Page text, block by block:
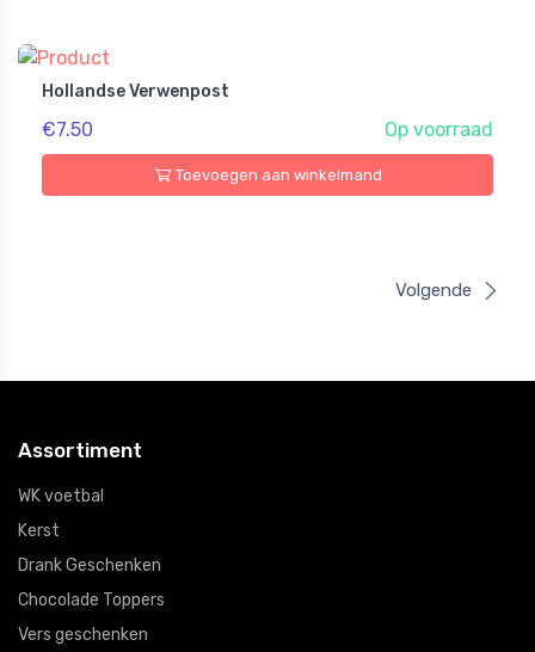
Hollandse Verwenpost
€7.50 Op voorraad
Toevoegen aan winkelmand
Volgende
Assortiment
WK voetbal
Kerst
Drank Geschenken
Chocolade Toppers
Vers geschenken